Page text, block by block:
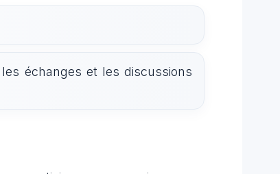
échanges et les discussions